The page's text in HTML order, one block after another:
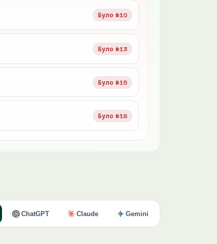
Було #10
Було #13
Було #15
Було #16
ChatGPT Claude Gemini